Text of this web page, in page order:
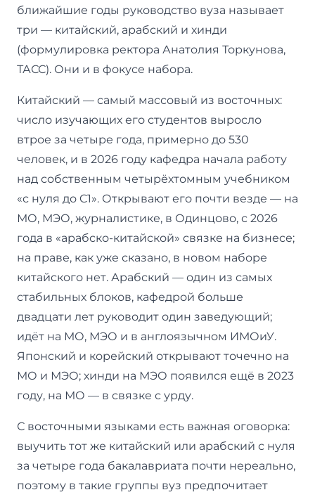
ближайшие годы руководство вуза называет
три — китайский, арабский и хинди
(формулировка ректора Анатолия Торкунова,
ТАСС). Они и в фокусе набора.
Китайский — самый массовый из восточных:
число изучающих его студентов выросло
втрое за четыре года, примерно до 530
человек, и в 2026 году кафедра начала работу
над собственным четырёхтомным учебником
«с нуля до C1». Открывают его почти везде — на
МО, МЭО, журналистике, в Одинцово, с 2026
года в «арабско-китайской» связке на бизнесе;
на праве, как уже сказано, в новом наборе
китайского нет. Арабский — один из самых
стабильных блоков, кафедрой больше
двадцати лет руководит один заведующий;
идёт на МО, МЭО и в англоязычном ИМОиУ.
Японский и корейский открывают точечно на
МО и МЭО; хинди на МЭО появился ещё в 2023
году, на МО — в связке с урду.
С восточными языками есть важная оговорка:
выучить тот же китайский или арабский с нуля
за четыре года бакалавриата почти нереально,
поэтому в такие группы вуз предпочитает